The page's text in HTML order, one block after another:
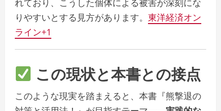
れており、こうした個体による被害が深刻にな
りやすいとする見方があります。 東洋経済オン
ライン+1
この現状と本書との接点
このような現実を踏まえると、本書『熊撃退の